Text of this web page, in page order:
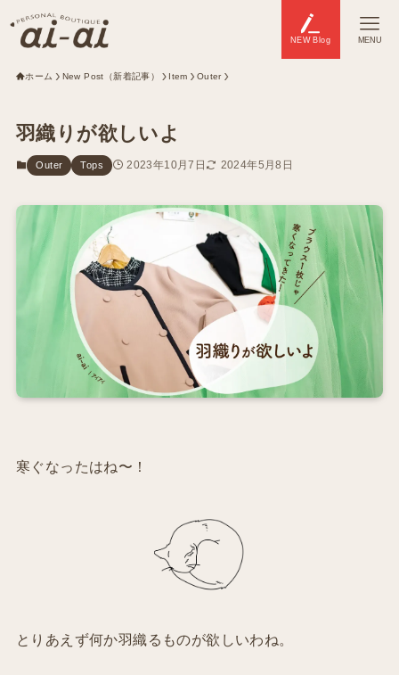
NEW Blog MENU
ホーム New Post（新着記事） Item Outer
羽織りが欲しいよ
Outer Tops 2023年10月7日 2024年5月8日
寒ぐなったはね〜！
とりあえず何か羽織るものが欲しいわね。